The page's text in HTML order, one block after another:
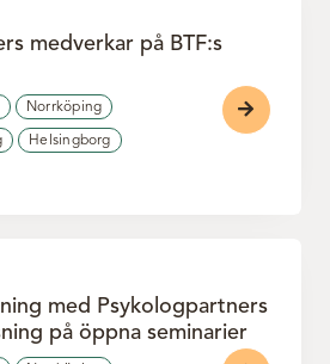
medverkar på BTF:s
Norrköping
Helsingborg
med Psykologpartners
på öppna seminarier